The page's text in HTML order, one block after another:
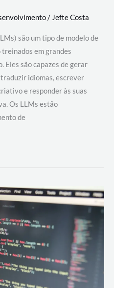
/ Jefte Costa
são um tipo de modelo de
em grandes
Eles são capazes de gerar
idiomas, escrever
e responder às suas
Os LLMs estão
de